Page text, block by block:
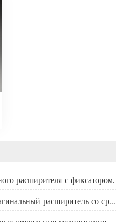
расширителя с фиксатором.
2. Для чего используется вагинальный расширитель со средней частью?